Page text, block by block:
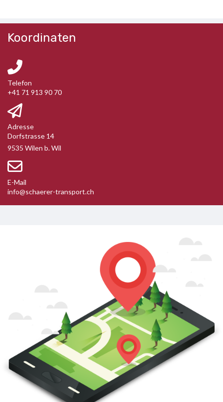
Koordinaten
Telefon
+41 71 913 90 70
Adresse
Dorfstrasse 14
9535 Wilen b. Wil
E-Mail
info@schaerer-transport.ch